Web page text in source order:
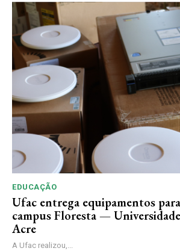
EDUCAÇÃO
Ufac entrega equipamentos
campus Floresta —
Acre
A Ufac realizou,...